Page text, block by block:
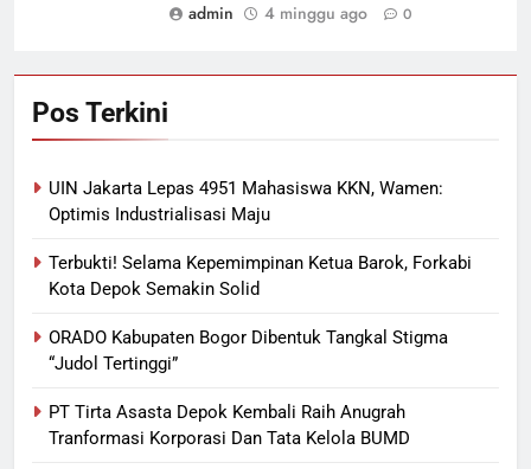
admin
4 minggu ago 0
Pos Terkini
UIN Jakarta Lepas 4951 Mahasiswa KKN, Wamen:
Optimis Industrialisasi Maju
Terbukti! Selama Kepemimpinan Ketua Barok, Forkabi
Kota Depok Semakin Solid
ORADO Kabupaten Bogor Dibentuk Tangkal Stigma
“Judol Tertinggi”
PT Tirta Asasta Depok Kembali Raih Anugrah
Tranformasi Korporasi Dan Tata Kelola BUMD